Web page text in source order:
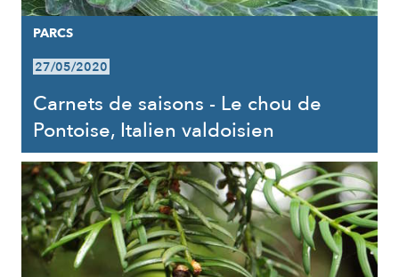
PARCS
27/05/2020
Carnets de saisons - Le chou de
Pontoise, Italien valdoisien